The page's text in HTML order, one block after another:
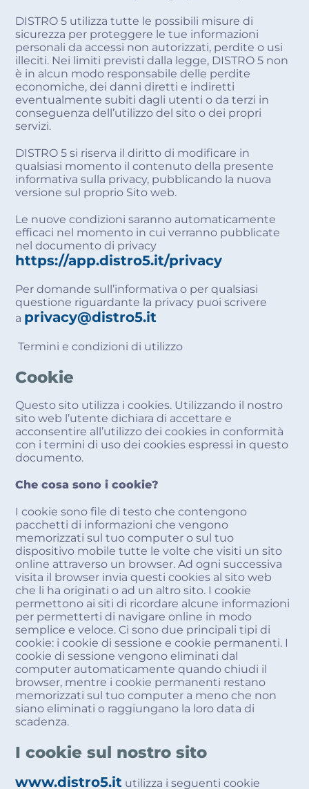
DISTRO 5 utilizza tutte le possibili misure di
sicurezza per proteggere le tue informazioni
personali da accessi non autorizzati, perdite o usi
illeciti. Nei limiti previsti dalla legge, DISTRO 5 non
è in alcun modo responsabile delle perdite
economiche, dei danni diretti e indiretti
eventualmente subiti dagli utenti o da terzi in
conseguenza dell’utilizzo del sito o dei propri
servizi.
DISTRO 5 si riserva il diritto di modificare in
qualsiasi momento il contenuto della presente
informativa sulla privacy, pubblicando la nuova
versione sul proprio Sito web.
Le nuove condizioni saranno automaticamente
efficaci nel momento in cui verranno pubblicate
nel documento di privacy
https://app.distro5.it/privacy
Per domande sull’informativa o per qualsiasi
questione riguardante la privacy puoi scrivere
a privacy@distro5.it
Termini e condizioni di utilizzo
Cookie
Questo sito utilizza i cookies. Utilizzando il nostro
sito web l’utente dichiara di accettare e
acconsentire all’utilizzo dei cookies in conformità
con i termini di uso dei cookies espressi in questo
documento.
Che cosa sono i cookie?
I cookie sono file di testo che contengono
pacchetti di informazioni che vengono
memorizzati sul tuo computer o sul tuo
dispositivo mobile tutte le volte che visiti un sito
online attraverso un browser. Ad ogni successiva
visita il browser invia questi cookies al sito web
che li ha originati o ad un altro sito. I cookie
permettono ai siti di ricordare alcune informazioni
per permetterti di navigare online in modo
semplice e veloce. Ci sono due principali tipi di
cookie: i cookie di sessione e cookie permanenti. I
cookie di sessione vengono eliminati dal
computer automaticamente quando chiudi il
browser, mentre i cookie permanenti restano
memorizzati sul tuo computer a meno che non
siano eliminati o raggiungano la loro data di
scadenza.
I cookie sul nostro sito
www.distro5.it utilizza i seguenti cookie